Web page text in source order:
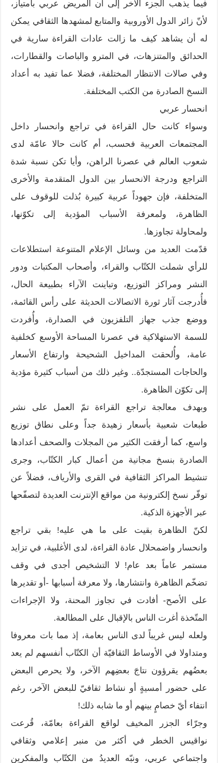
فيما يذهب الجزء الآخر إلى أن المريض عربي بامتياز،
لأنّ زائر الدول الأوروبية والمتابع لمشهدها الثقافي يمكن
له أن يشاهد كيف ما زالت عادات القراءة سارية في
الحدائق والمتنزهات، في المترو والباصات والقطارات،
وفي صالات الانتظار المختلفة، فضلا عما تفيد به أعداد
النسخ الصادرة من الكتب المختلفة.
انحسار عربي
وسواء كانت حال القراءة في تراجع وانحسار داخل
المجتمعات العربية فحسب، أم كانت حالا عامّة لدى
شعوب العالم في عصرنا الراهن، وأيا تكن نسبة شدة
التراجع ودرجة الانحسار بين الدول المتقدمة والأخرى
المتخلفة، فإن جهوداً عربية كبيرة بُذلت للوقوف على
الظاهرة، ولمعرفة الأسباب المؤدية إلى تكوّنها،
ولمحاولة تجاوزها.
قدّمت العديد من وسائل الإعلام المتنوعة استطلاعات
للرأي شملت الكتّاب والقراء، وأصحاب المكتبات ودور
النشر ومراكز التوزيع، وتباينت الآراء بطبيعة الحال،
فأُدرجت آثار ثورة الاتصالات الحديثة على رأس القائمة،
ووضع جذب جهاز التلفزيون في الصدارة، وأُفردت
للسمة الاستهلاكية في عصرنا المساحة الأوسع كخلفية
عامة، وأُلحقت المداخيل الشحيحة وارتفاع الأسعار
والحاجات المستجدّة.. وغير ذلك من أسباب كثيرة مؤدية
إلى تكوّن الظاهرة.
وبهدف معالجة تراجع القراءة تمّ العمل على نشر
طبعات شعبية بأسعار زهيدة جداً وعلى نطاق توزيع
واسع، كما أرفقت الكثير من المجلات والصحف أعدادها
الصادرة بنسخ مجانية من أعمال كبار الكتّاب، وجرى
تنشيط المراكز الثقافية في القرى والأرياف، فضلاً عن
توفّر نسخ إلكترونية من مواقع الإنترنت العديدة لتصفّحها
عبر الأجهزة الذكية.
لكنّ الظاهرة بقيت على ما هي عليه! بقي تراجع
وانحسار واضمحلال عادة القراءة، لدى الأغلبية، في تزايد
مستمر عاماً بعد عام! لا التشخيص أجدى في وقف
تضخّم الظاهرة وانتشارها، ولا معرفة أسبابها -أو تقديرها
على الأصح- أفادت في تجاوز المحنة، ولا الإجراءات
المتّخذة أغرت الناس بالإقبال على المطالعة.
ولعله ليس غريباً لدى الناس بعامة، إذ مما بات معروفا
ومتداولا في الأوساط الثقافيّة أن الكتّاب أنفسهم لم يعد
بعضُهم يقرؤون نتاجَ بعضِهم الآخر، ولا يحرص البعض
على حضور أمسيةٍ أو نشاط ثقافيّ للبعض الآخر، رغم
انتفاء أيّ خصامٍ بينهم أو ما شابه ذلك!
وجرّاء الجزر المخيف لواقع القراءة بعامّة، قُرعت
نواقيس الخطر في أكثر من منبر إعلامي وثقافي
واجتماعي عربي، ونبّه العديدُ من الكتّاب والمفكرين